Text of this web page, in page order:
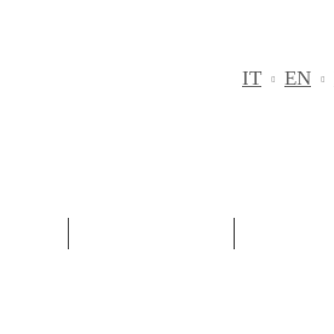
IT EN